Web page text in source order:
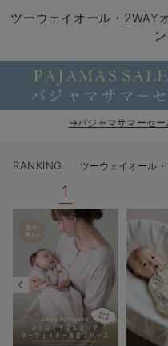
ツーウェイオール・2WAYオール（
ベビー ブルマ
ベビー スカート
ベビー アウター
ベビー セットアップ
スタイ・よだれかけ（新生児・ベビ
ベビー帽子（新生児・乳児）
新生児スリーパー・ベビーパジャ
ベビー 雑貨 小物
ベビー安全グッズ
メモリアルグッズ
授乳・調乳・お食事
哺乳瓶
赤ちゃん 洗剤・洗濯用品・お掃除
赤ちゃん お風呂・ベビースキンケ
おむつ関連グッズ
ベビーの動物なりきり特集
ベビー 夏のお役立ちグッズ特集
袴ロンパース特集
【アウトレット】パジャマ
【アウトレット】インナー
コットン素材
冷房対策
Tシャツブラ
ブラトップ
親子セット
快適機能ウェア特集 トップス
快適機能ウェア特集 ボトムス
快適機能ウェア特集 パジャマ
ツーウェイオール・
→パジャマサマーセー
RANKING ツーウェイオール
1